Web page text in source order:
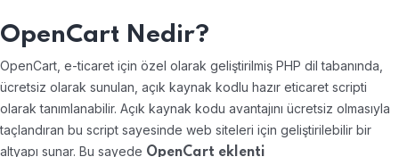
OpenCart Nedir?
OpenCart, e-ticaret için özel olarak geliştirilmiş PHP dil tabanında,
ücretsiz olarak sunulan, açık kaynak kodlu hazır eticaret scripti
olarak tanımlanabilir. Açık kaynak kodu avantajını ücretsiz olmasıyla
taçlandıran bu script sayesinde web siteleri için geliştirilebilir bir
altyapı sunar. Bu sayede OpenCart eklenti